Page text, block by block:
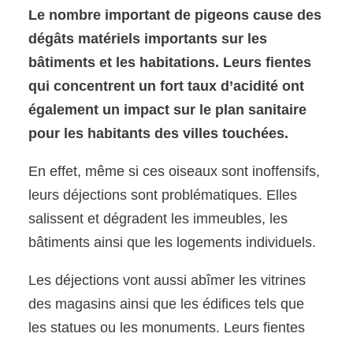
Le nombre important de pigeons cause des
dégâts matériels importants sur les
bâtiments et les habitations. Leurs fientes
qui concentrent un fort taux d’acidité ont
également un impact sur le plan sanitaire
pour les habitants des villes touchées.
En effet, même si ces oiseaux sont inoffensifs,
leurs déjections sont problématiques. Elles
salissent et dégradent les immeubles, les
bâtiments ainsi que les logements individuels.
Les déjections vont aussi abîmer les vitrines
des magasins ainsi que les édifices tels que
les statues ou les monuments. Leurs fientes